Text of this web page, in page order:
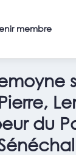
membre
du